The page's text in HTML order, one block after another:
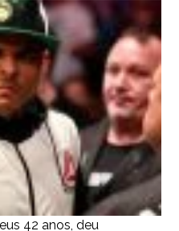
42 anos, deu